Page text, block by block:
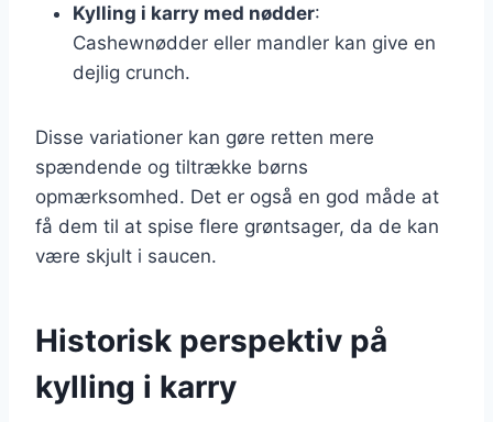
Kylling i karry med nødder:
Cashewnødder eller mandler kan give en
dejlig crunch.
Disse variationer kan gøre retten mere
spændende og tiltrække børns
opmærksomhed. Det er også en god måde at
få dem til at spise flere grøntsager, da de kan
være skjult i saucen.
Historisk perspektiv på
kylling i karry